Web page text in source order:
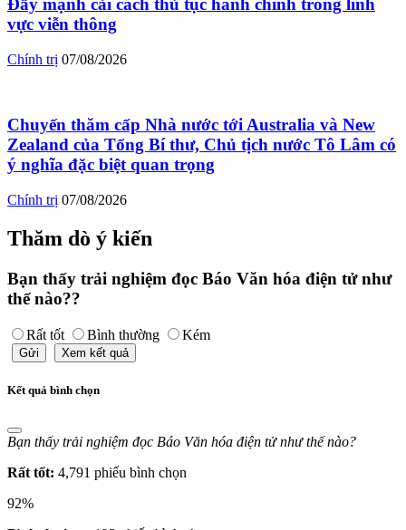
Đẩy mạnh cải cách thủ tục hành chính trong lĩnh
vực viễn thông
Chính trị 07/08/2026
Chuyến thăm cấp Nhà nước tới Australia và New
Zealand của Tổng Bí thư, Chủ tịch nước Tô Lâm có
ý nghĩa đặc biệt quan trọng
Chính trị 07/08/2026
Thăm dò ý kiến
Bạn thấy trải nghiệm đọc Báo Văn hóa điện tử như
thế nào??
Rất tốt Bình thường Kém
Gửi Xem kết quả
Kết quả bình chọn
Bạn thấy trải nghiệm đọc Báo Văn hóa điện tử như thế nào?
Rất tốt: 4,791 phiếu bình chọn
92%